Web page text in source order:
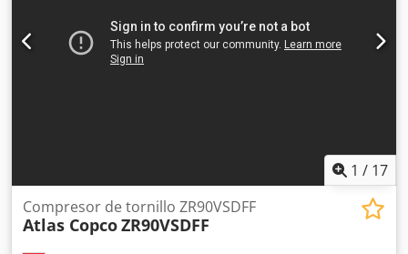
1 / 17
Compresor de tornillo ZR90VSDFF
Atlas CopcoZR90VSDFF